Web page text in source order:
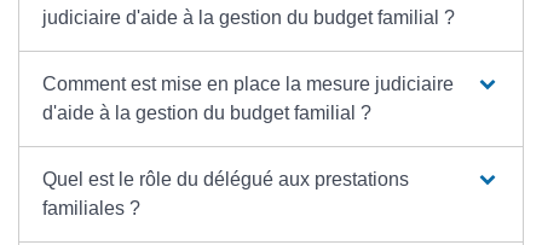
judiciaire d'aide à la gestion du budget familial ?
Comment est mise en place la mesure judiciaire
d'aide à la gestion du budget familial ?
Quel est le rôle du délégué aux prestations
familiales ?